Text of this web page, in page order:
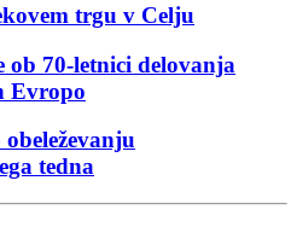
trgu v Celju
70-letnici delovanja
Evropo
tedna